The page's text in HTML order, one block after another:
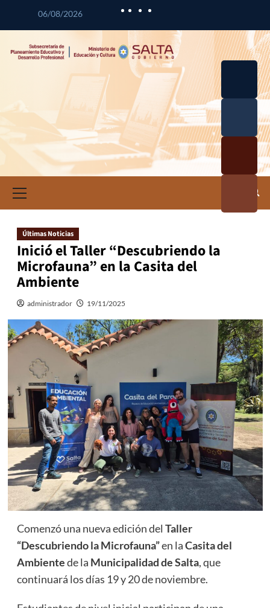
06/08/2026
Últimas Noticias
Inició el Taller “Descubriendo la
Microfauna” en la Casita del
Ambiente
administrador 19/11/2025
Comenzó una nueva edición del Taller
“Descubriendo la Microfauna”en laCasita del
Ambientede la Municipalidad de Salta, que
continuará los días 19 y 20 de noviembre.
Curricul
Profesio
a
Investig